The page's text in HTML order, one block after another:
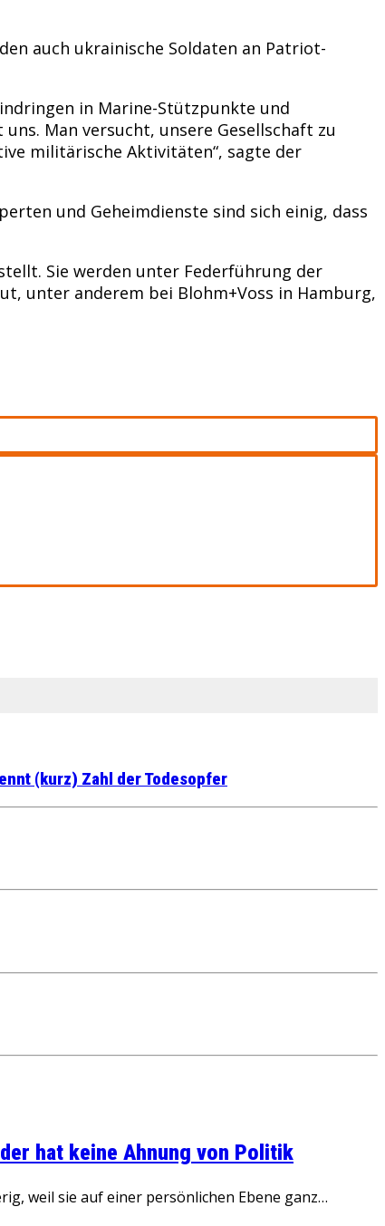
auch ukrainische Soldaten an Patriot-
in Marine-Stützpunkte und
Man versucht, unsere Gesellschaft zu
militärische Aktivitäten“, sagte der
und Geheimdienste sind sich einig, dass
Sie werden unter Federführung der
unter anderem bei Blohm+Voss in Hamburg,
(kurz) Zahl der Todesopfer
hat keine Ahnung von Politik
weil sie auf einer persönlichen Ebene ganz…